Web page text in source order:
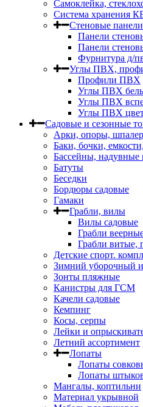
Самоклейка,
Система хранения
Стеновые
Панели
Панели
Фурнитура д/
Углы ПВХ,
Профили ПВХ
Углы ПВХ
Углы ПВХ
Углы ПВХ
Садовые и сезонные
Арки, опоры,
Баки, бочки,
Бассейны, надувные
Батуты
Беседки
Бордюры садовые
Гамаки
Грабли, вилы
Вилы садовые
Грабли
Грабли витые,
Детские спорт.
Зимний уборочный
Зонты пляжные
Канистры для ГСМ
Качели садовые
Кемпинг
Косы, серпы
Лейки и
Летний ассортимент
Лопаты
Лопаты
Лопаты
Мангалы, коптильни
Материал укрывной